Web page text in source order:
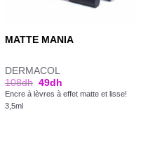
MATTE MANIA
DERMACOL
108dh 49dh
Encre à lèvres à effet matte et lisse!
3,5ml